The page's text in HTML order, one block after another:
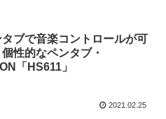
ブで音楽コントロールが可
性的なペンタブ・
「HS611」
2021.02.25